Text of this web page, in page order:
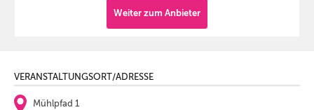
Weiter zum Anbieter
VERANSTALTUNGSORT/ADRESSE
Mühlpfad 1